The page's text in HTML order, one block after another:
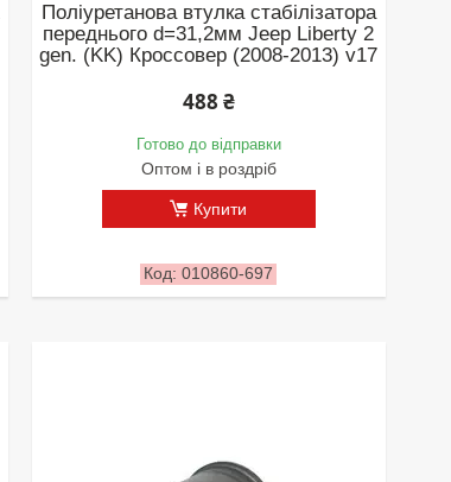
Поліуретанова втулка стабілізатора
переднього d=31,2мм Jeep Liberty 2
gen. (KK) Кроссовер (2008-2013) v17
488 ₴
Готово до відправки
Оптом і в роздріб
Купити
010860-697